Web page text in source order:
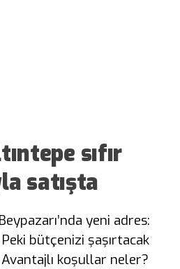
sıfır
satışta
yeni adres:
bütçenizi şaşırtacak
koşullar neler?